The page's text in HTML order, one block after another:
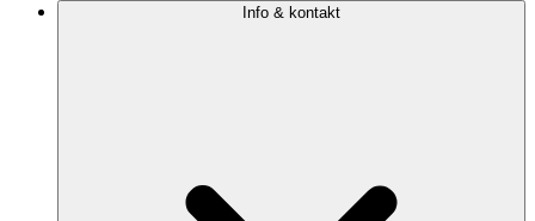
Info & kontakt